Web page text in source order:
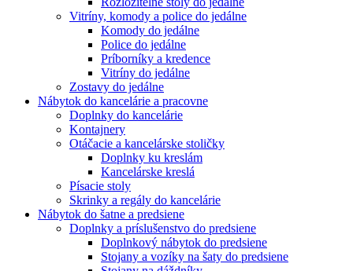
Vitríny, komody a police do jedálne
Komody do jedálne
Police do jedálne
Príborníky a kredence
Vitríny do jedálne
Zostavy do jedálne
Nábytok do kancelárie a pracovne
Doplnky do kancelárie
Kontajnery
Otáčacie a kancelárske stoličky
Doplnky ku kreslám
Kancelárske kreslá
Písacie stoly
Skrinky a regály do kancelárie
Nábytok do šatne a predsiene
Doplnky a príslušenstvo do predsiene
Doplnkový nábytok do predsiene
Stojany a vozíky na šaty do predsiene